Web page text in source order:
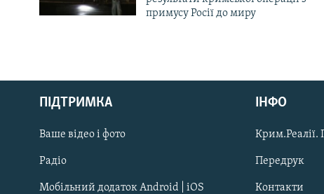
Русский
Qırımtatar
ДОЛУЧАЙСЯ!
примусу Росії до миру
ПІДТРИМКА
Ваше відео і фото
Радіо
Мобільний додаток Android | iOS
ІНФО
Крим.Реалії.
Передрук
Контакти